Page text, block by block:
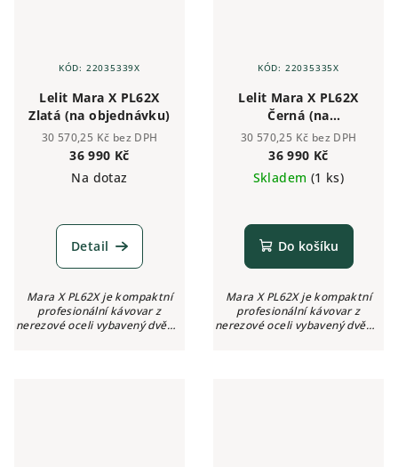
Lelit Mara X PL62X
Zlatá (na objednávku)
30 570,25 Kč bez DPH
36 990 Kč
Na dotaz
Detail
Mara X PL62X je kompaktní
profesionální kávovar z
nerezové oceli vybavený dvěma
KÓD: 22035339X
Lelit Mara X PL62X
Černá (na
objednávku)
30 570,25 Kč bez DPH
36 990 Kč
Skladem (1 ks)
Do košíku
Mara X PL62X je kompaktní
profesionální kávovar z
nerezové oceli vybavený dvěma
KÓD: 22035335X